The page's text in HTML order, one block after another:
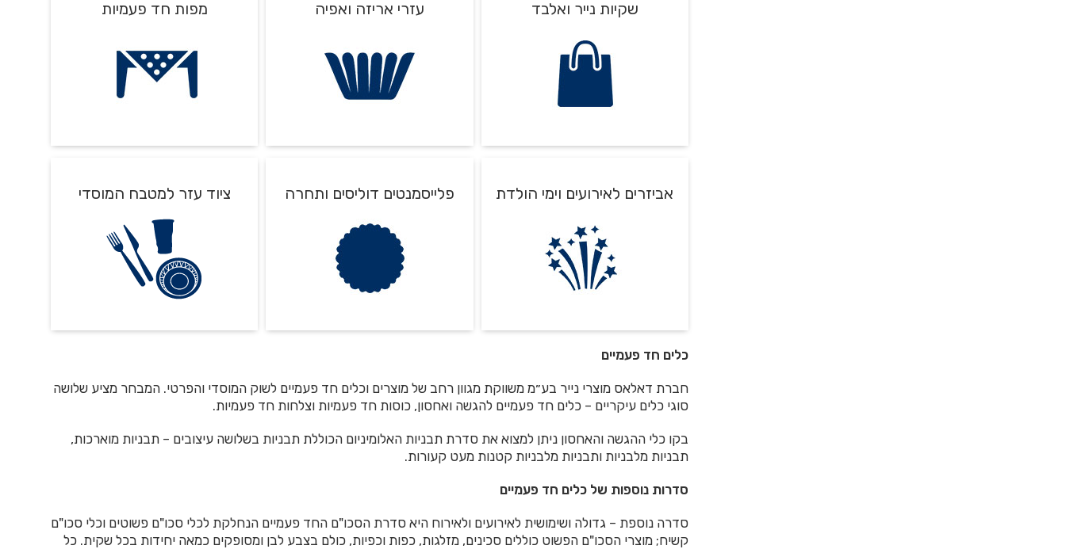
שיפודים וקלשונים.
נשמה, נר שבועי ועוד...
שקיות נייר ואלבד עזרי אריזה ואפיה מפות חד פעמיות
אל-בד.
אביזרים לאירועים וימי הולדת פלייסמנטים דוליסים ותחרה ציוד עזר למטבח המוסדי
כלים חד פעמיים
חברת דאלאס מוצרי נייר בע״מ משווקת מגוון רחב של מוצרים וכלים חד פעמיים לשוק המוסדי והפרטי. המבחר מציע שלושה
סוגי כלים עיקריים – כלים חד פעמיים להגשה ואחסון, כוסות חד פעמיות וצלחות חד פעמיות.
בקו כלי ההגשה והאחסון ניתן למצוא את סדרת תבניות האלומיניום הכוללת תבניות בשלושה עיצובים – תבניות מוארכות,
תבניות מלבניות ותבניות מלבניות קטנות מעט קעורות.
סדרות נוספות של כלים חד פעמיים
סדרה נוספת – גדולה ושימושית לאירועים ולאירוח היא סדרת הסכו"ם החד פעמיים הנחלקת לכלי סכו"ם פשוטים וכלי סכו"ם
קשיח; מוצרי הסכו"ם הפשוט כוללים סכינים, מזלגות, כפות וכפיות, כולם בצבע לבן ומסופקים כמאה יחידות בכל שקית. כל